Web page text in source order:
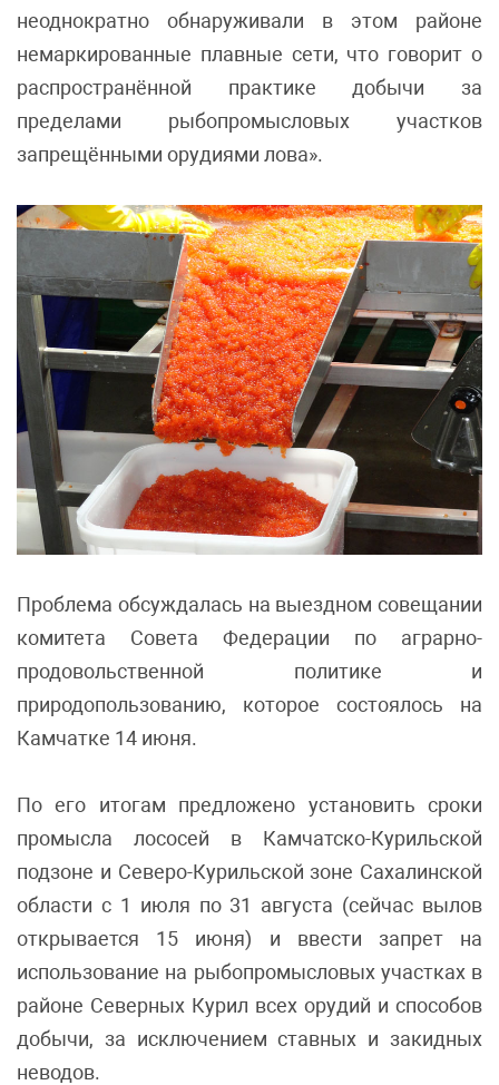
неоднократно обнаруживали в этом районе
немаркированные плавные сети, что говорит о
распространённой практике добычи за
пределами рыбопромысловых участков
запрещёнными орудиями лова».
Проблема обсуждалась на выездном совещании
комитета Совета Федерации по аграрно-
продовольственной политике и
природопользованию, которое состоялось на
Камчатке 14 июня.
По его итогам предложено установить сроки
промысла лососей в Камчатско-Курильской
подзоне и Северо-Курильской зоне Сахалинской
области с 1 июля по 31 августа (сейчас вылов
открывается 15 июня) и ввести запрет на
использование на рыбопромысловых участках в
районе Северных Курил всех орудий и способов
добычи, за исключением ставных и закидных
неводов.